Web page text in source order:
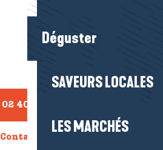
Déguster
SAVEURS LOCALES
LES MARCHÉS
02 40 88 96
Contactez-nous